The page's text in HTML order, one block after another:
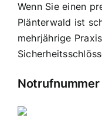
Wenn Sie einen
Plänterwald ist
mehrjährige
Notrufnummer